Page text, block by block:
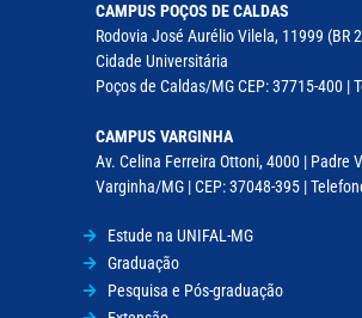
CAMPUS POÇOS DE CALDAS
Rodovia José Aurélio Vilela, 11999 (BR
Cidade Universitária
Poços de Caldas/MG CEP: 37715-400 |
CAMPUS VARGINHA
Av. Celina Ferreira Ottoni, 4000 | Padre
Varginha/MG | CEP: 37048-395 |
Estude na UNIFAL-MG
Graduação
Pesquisa e Pós-graduação